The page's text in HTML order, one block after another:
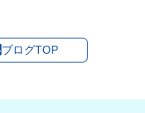
ブログTOP